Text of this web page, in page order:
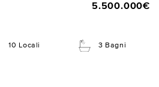
5.500.000€
10 Locali 3 Bagni